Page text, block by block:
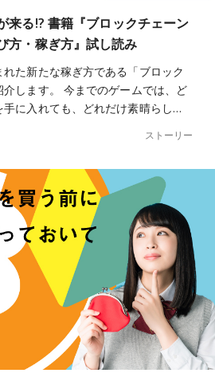
来る!? 書籍『ブロックチェーン
方・稼ぎ方』試し読み
た新たな稼ぎ方である「ブロック
します。 今までのゲームでは、ど
に入れても、どれだけ素晴らし…
ストーリー